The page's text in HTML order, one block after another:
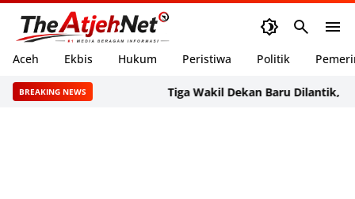
Aceh Ekbis Hukum Peristiwa Politik
BREAKING NEWS Tiga Wakil Dekan Baru Dilantik, FKG USK